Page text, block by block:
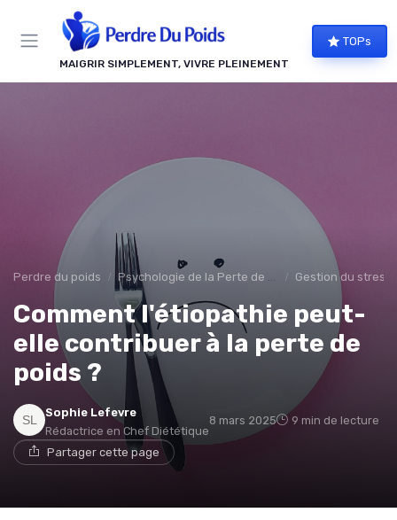
MAIGRIR SIMPLEMENT, VIVRE PLEINEMENT
TOPs
Perdre du poids Psychologie de la Perte de Poids Gestion du stress
Comment l'étiopathie peut-
elle contribuer à la perte de
poids ?
Sophie Lefevre
Rédactrice en Chef Diététique
8 mars 2025 9 min de lecture
Partager cette page
Panneau de gestion des cookies